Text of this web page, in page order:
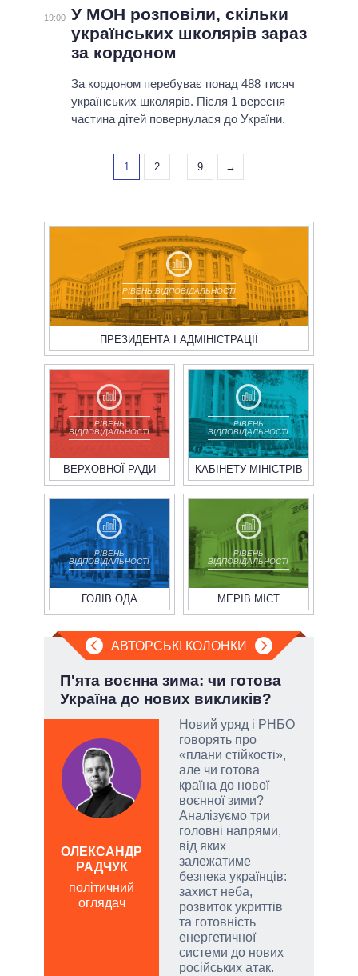
19:00 У МОН розповіли, скільки
українських школярів зараз
за кордоном
За кордоном перебуває понад 488 тисяч
українських школярів. Після 1 вересня
частина дітей повернулася до України.
1 2 ... 9 →
РІВЕНЬ ВІДПОВІДАЛЬНОСТІ
ПРЕЗИДЕНТА І АДМІНІСТРАЦІЇ
РІВЕНЬ
ВІДПОВІДАЛЬНОСТІ
ВЕРХОВНОЇ РАДИ
РІВЕНЬ
ВІДПОВІДАЛЬНОСТІ
КАБІНЕТУ МІНІСТРІВ
РІВЕНЬ
ВІДПОВІДАЛЬНОСТІ
ГОЛІВ ОДА
РІВЕНЬ
ВІДПОВІДАЛЬНОСТІ
МЕРІВ МІСТ
АВТОРСЬКІ КОЛОНКИ
П'ята воєнна зима: чи готова
Україна до нових викликів?
Новий уряд і РНБО
говорять про
«плани стійкості»,
але чи готова
країна до нової
воєнної зими?
Аналізуємо три
головні напрями,
від яких
залежатиме
безпека українців:
захист неба,
розвиток укриттів
та готовність
енергетичної
системи до нових
російських атак.
ОЛЕКСАНДР
РАДЧУК
політичний
оглядач